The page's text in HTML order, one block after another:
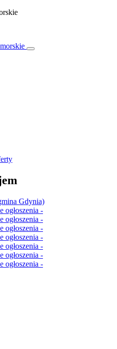
Gdynia)